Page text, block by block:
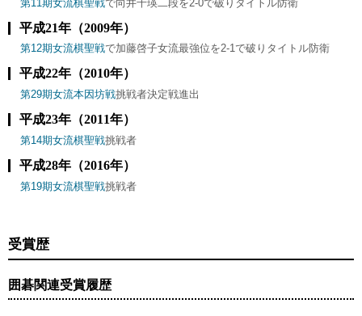
第11期女流棋聖戦で向井千瑛二段を2-0で破りタイトル防衛
平成21年（2009年）
第12期女流棋聖戦で加藤啓子女流最強位を2-1で破りタイトル防衛
平成22年（2010年）
第29期女流本因坊戦挑戦者決定戦進出
平成23年（2011年）
第14期女流棋聖戦挑戦者
平成28年（2016年）
第19期女流棋聖戦挑戦者
受賞歴
囲碁関連受賞履歴